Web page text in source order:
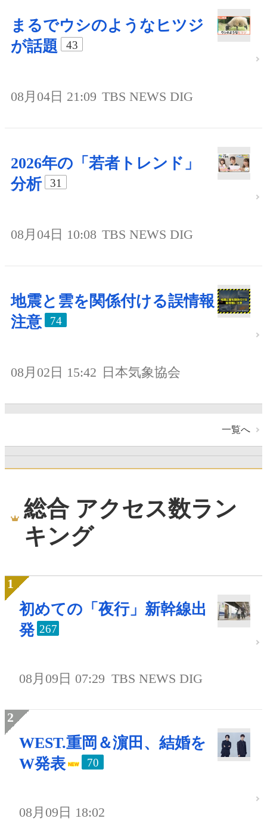
まるでウシのようなヒツジ
が話題
43
08月04日 21:09 TBS NEWS DIG
2026年の「若者トレンド」
分析
31
08月04日 10:08 TBS NEWS DIG
地震と雲を関係付ける誤情報
注意
74
08月02日 15:42 日本気象協会
一覧へ
総合 アクセス数ラン
キング
初めての「夜行」新幹線出
発 267
08月09日 07:29 TBS NEWS DIG
WEST.重岡＆濵田、結婚を
W発表
70
08月09日 18:02